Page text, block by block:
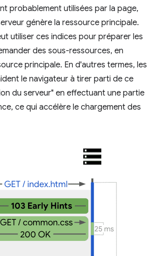
probablement utilisées par la page,
génère la ressource principale.
utiliser ces indices pour préparer les
des sous-ressources, en
principale. En d'autres termes, les
le navigateur à tirer parti de ce
du serveur" en effectuant une partie
ce qui accélère le chargement des